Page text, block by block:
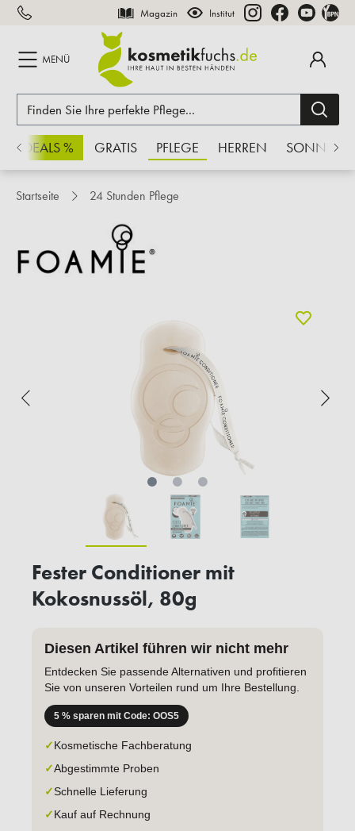
springen Magazin Institut
MENÜ
% GRATIS PFLEGE HERREN SONNE
Startseite 24 Stunden Pflege
Fester Conditioner mit
Kokosnussöl, 80g
Diesen Artikel führen wir nicht mehr
Entdecken Sie passende Alternativen und profitieren
Sie von unseren Vorteilen rund um Ihre Bestellung.
5 % sparen mit Code: OOS5
✓Kosmetische Fachberatung
✓Abgestimmte Proben
✓Schnelle Lieferung
✓Kauf auf Rechnung